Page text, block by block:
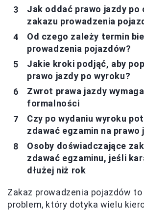
Jak oddać prawo jazdy po
zakazu prowadzenia
Od czego zależy termin
prowadzenia pojazdów?
Jakie kroki podjąć, aby
prawo jazdy po wyroku?
Zwrot prawa jazdy
formalności
Czy po wydaniu wyroku
zdawać egzamin na prawo
Osoby doświadczające
zdawać egzaminu, jeśli
dłużej niż rok
Zakaz prowadzenia pojazdów
problem, który dotyka wielu